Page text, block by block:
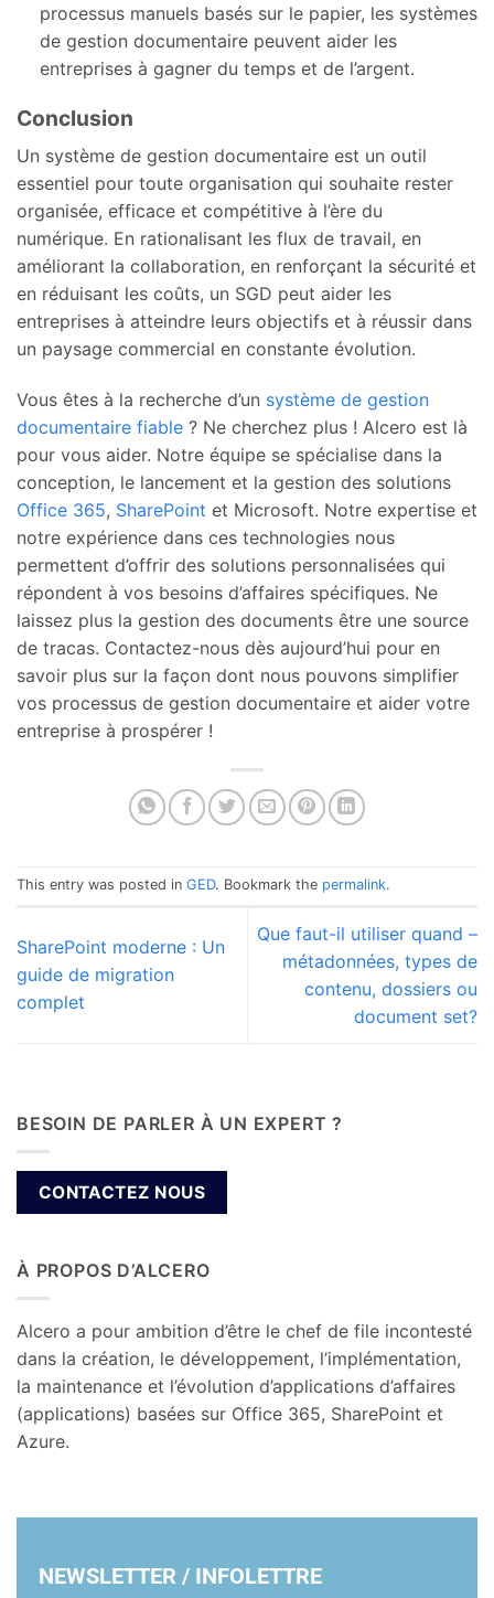
processus manuels basés sur le papier, les systèmes
de gestion documentaire peuvent aider les
entreprises à gagner du temps et de l’argent.
Conclusion
Un système de gestion documentaire est un outil
essentiel pour toute organisation qui souhaite rester
organisée, efficace et compétitive à l’ère du
numérique. En rationalisant les flux de travail, en
améliorant la collaboration, en renforçant la sécurité et
en réduisant les coûts, un SGD peut aider les
entreprises à atteindre leurs objectifs et à réussir dans
un paysage commercial en constante évolution.
Vous êtes à la recherche d’un système de gestion
documentaire fiable ? Ne cherchez plus ! Alcero est là
pour vous aider. Notre équipe se spécialise dans la
conception, le lancement et la gestion des solutions
Office 365, SharePoint et Microsoft. Notre expertise et
notre expérience dans ces technologies nous
permettent d’offrir des solutions personnalisées qui
répondent à vos besoins d’affaires spécifiques. Ne
laissez plus la gestion des documents être une source
de tracas. Contactez-nous dès aujourd’hui pour en
savoir plus sur la façon dont nous pouvons simplifier
vos processus de gestion documentaire et aider votre
entreprise à prospérer !
This entry was posted in GED. Bookmark the permalink.
SharePoint moderne : Un
guide de migration
complet
Que faut-il utiliser quand –
métadonnées, types de
contenu, dossiers ou
document set?
BESOIN DE PARLER À UN EXPERT ?
CONTACTEZ NOUS
À PROPOS D’ALCERO
Alcero a pour ambition d’être le chef de file incontesté
dans la création, le développement, l’implémentation,
la maintenance et l’évolution d’applications d’affaires
(applications) basées sur Office 365, SharePoint et
Azure.
NEWSLETTER / INFOLETTRE